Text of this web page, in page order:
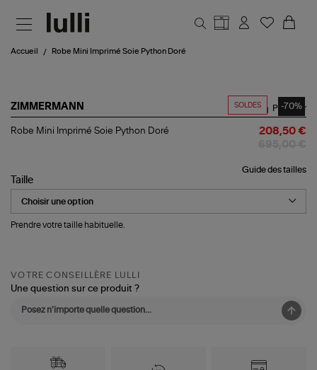
Accueil Robe Mini Imprimé Soie Python Doré
SOLDES -70%
ZIMMERMANN
Robe
Python
Doré
Partager
Robe Mini Imprimé Soie Python Doré 208,50 €
Guide des tailles
Taille
Prendre votre taille habituelle.
VOTRE CONSEILLÈRE LULLI
Une question sur ce produit ?